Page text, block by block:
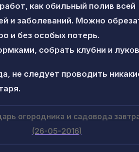
как обильный полив всей
и заболеваний. Можно
и без особых потерь.
собрать клубни и
не следует проводить
огородника и садовода
(26-05-2016)